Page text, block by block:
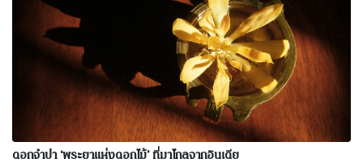
ดอกจำปา ‘พระยาแห่งดอกไม้’ ที่มาไกลจากอินเดีย